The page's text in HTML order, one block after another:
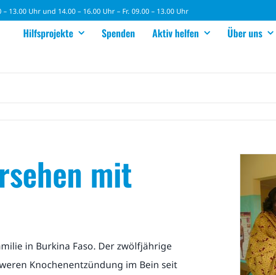
13.00 Uhr und 14.00 – 16.00 Uhr – Fr. 09.00 – 13.00 Uhr
Hilfsprojekte Spenden Aktiv helfen Über uns
mit
in Burkina Faso. Der zwölfjährige
Knochenentzündung im Bein seit